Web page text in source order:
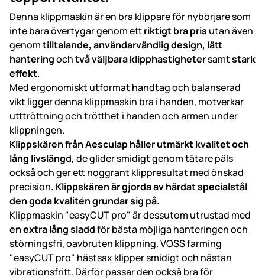
Denna klippmaskin är en bra klippare för nybörjare som
inte bara övertygar genom ettriktigt bra pris utan även
genomtilltalande, användarvändlig design, lätt
hanteringochtvå väljbara klipphastighetersamtstark
effekt.
Med ergonomiskt utformat handtag och balanserad
vikt ligger denna klippmaskin bra i handen, motverkar
utttröttning och trötthet i handen och armen under
klippningen.
Klippskären från Aesculap håller utmärkt kvalitet och
lång livslängd, de glider smidigt genom tätare päls
också och ger ett noggrant klippresultat med önskad
precision. Klippskären är gjorda av härdat specialstål
den goda kvalitén grundar sig på.
Klippmaskin "easyCUT pro" är dessutom utrustad med
en extra lång sladdför bästa möjliga hanteringen och
störningsfri, oavbruten klippning. VOSS farming
"easyCUT pro" hästsax klipper smidigt och nästan
vibrationsfritt. Därför passar den också bra för